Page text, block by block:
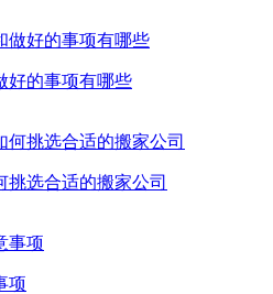
好的事项有哪些
选合适的搬家公司
项